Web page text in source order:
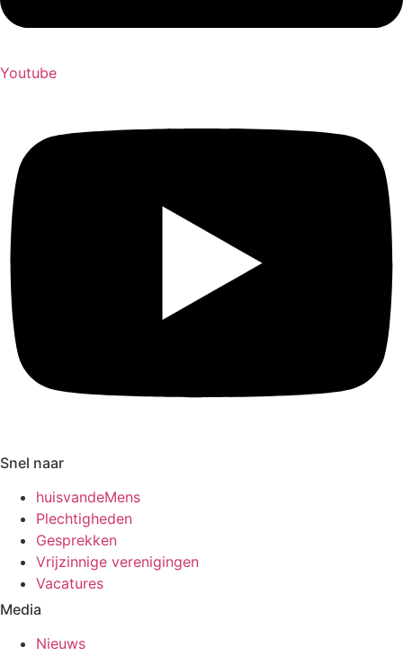
Youtube
Snel naar
huisvandeMens
Plechtigheden
Gesprekken
Vrijzinnige verenigingen
Vacatures
Media
Nieuws